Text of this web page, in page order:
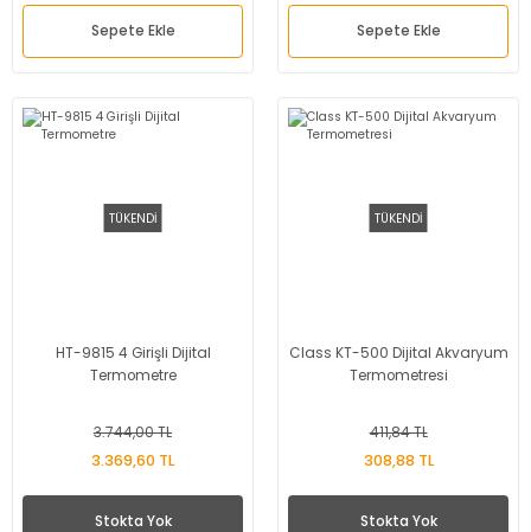
Sepete Ekle Sepete Ekle
TÜKENDİ
HT-9815 4 Girişli Dijital
Termometre
3.744,00 TL
3.369,60 TL
Stokta Yok
TÜKENDİ
Class KT-500 Dijital Akvaryum
Termometresi
411,84 TL
308,88 TL
Stokta Yok